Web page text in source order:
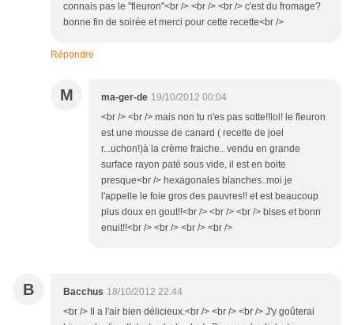
connais pas le "fleuron"<br /> <br /> <br /> c'est du fromage?
bonne fin de soirée et merci pour cette recette<br />
Répondre
M ma-ger-de 19/10/2012 00:04
<br /> <br /> mais non tu n'es pas sotte!!lol! le fleuron
est une mousse de canard ( recette de joel
r...uchon!)à la crème fraiche.. vendu en grande
surface rayon paté sous vide, il est en boite
presque<br /> hexagonales blanches..moi je
l'appelle le foie gros des pauvres!! et est beaucoup
plus doux en gout!!<br /> <br /> <br /> bises et bonn
enuit!!<br /> <br /> <br /> <br />
B Bacchus 18/10/2012 22:44
<br /> Il a l'air bien délicieux.<br /> <br /> <br /> J'y goûterai